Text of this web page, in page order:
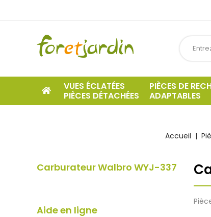
VUES ÉCLATÉES
PIÈCES DÉTACHÉES
PIÈCES DE
ADAPTABLES
Accueil
Carburateur Walbro WYJ-337
Aide en ligne